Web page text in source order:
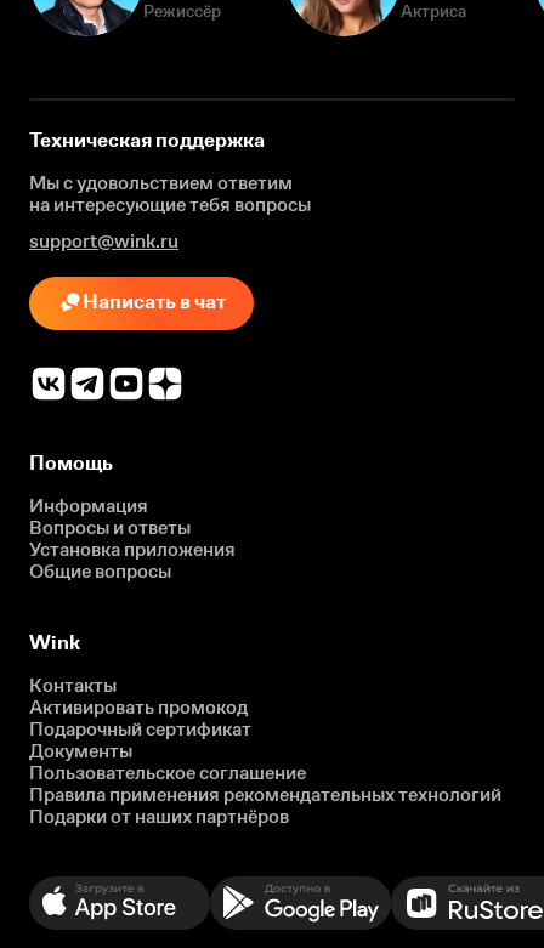
Режиссёр Актриса
Техническая поддержка
Мы с удовольствием ответим
на интересующиетебя вопросы
support@wink.ru
Написать в чат
Помощь
Информация
Вопросы и ответы
Установка приложения
Общие вопросы
Wink
Контакты
Активировать промокод
Подарочный сертификат
Документы
Пользовательское соглашение
Правила применения рекомендательных технологий
Подарки от наших партнёров